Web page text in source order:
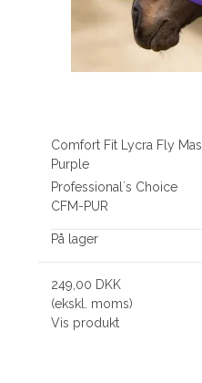
Comfort Fit Lycra Fly
Purple
Professional´s Choice
CFM-PUR
På lager
249,00 DKK
(ekskl. moms)
Vis produkt